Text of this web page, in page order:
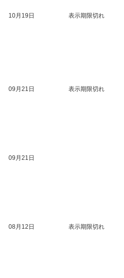
10月19日 表示期限切れ
09月21日 表示期限切れ
09月21日
08月12日 表示期限切れ